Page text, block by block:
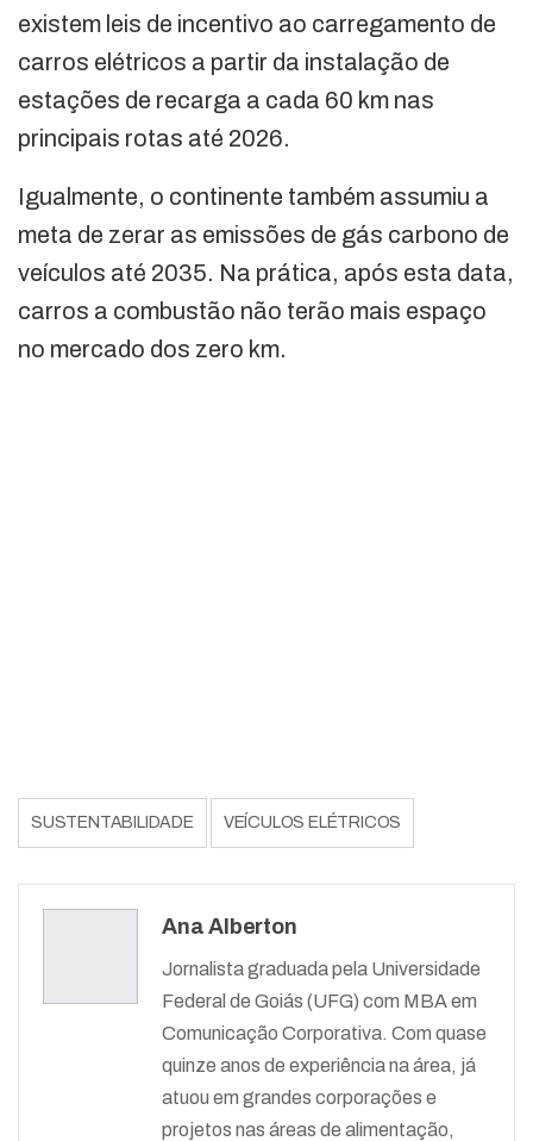
existem leis de incentivo ao carregamento de
carros elétricos a partir da instalação de
estações de recarga a cada 60 km nas
principais rotas até 2026.
Igualmente, o continente também assumiu a
meta de zerar as emissões de gás carbono de
veículos até 2035. Na prática, após esta data,
carros a combustão não terão mais espaço
no mercado dos zero km.
SUSTENTABILIDADE VEÍCULOS ELÉTRICOS
Ana Alberton
Jornalista graduada pela Universidade
Federal de Goiás (UFG) com MBA em
Comunicação Corporativa. Com quase
quinze anos de experiência na área, já
atuou em grandes corporações e
projetos nas áreas de alimentação,